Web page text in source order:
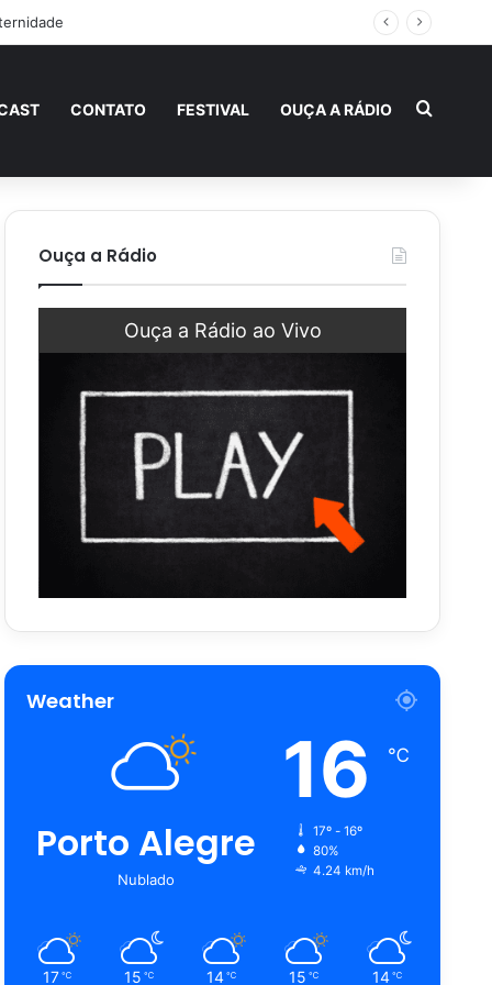
CONTATO FESTIVAL OUÇA A RÁDIO
Ouça a Rádio
Ouça a Rádio ao Vivo
Weather
Porto Alegre
Nublado
16 ℃
17º - 16º
80%
4.24 km/h
17 ℃ 15 ℃ 14 ℃ 15 ℃ 14 ℃